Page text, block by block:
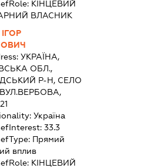
КІНЦЕВИЙ
ВЛАСНИК
УКРАЇНА,
ОБЛ.,
Р-Н, СЕЛО
Україна
33.3
Прямий
вплив
КІНЦЕВИЙ